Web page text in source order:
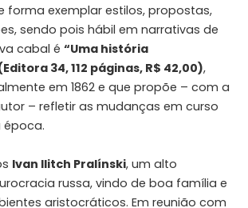
forma exemplar estilos, propostas,
sendo pois hábil em narrativas de
cabal é “Uma história
34, 112 páginas, R$ 42,00),
em 1862 e que propõe – com a
– refletir as mudanças em curso
época.
Ivan Ilitch Pralínski, um alto
russa, vindo de boa família e
aristocráticos. Em reunião com